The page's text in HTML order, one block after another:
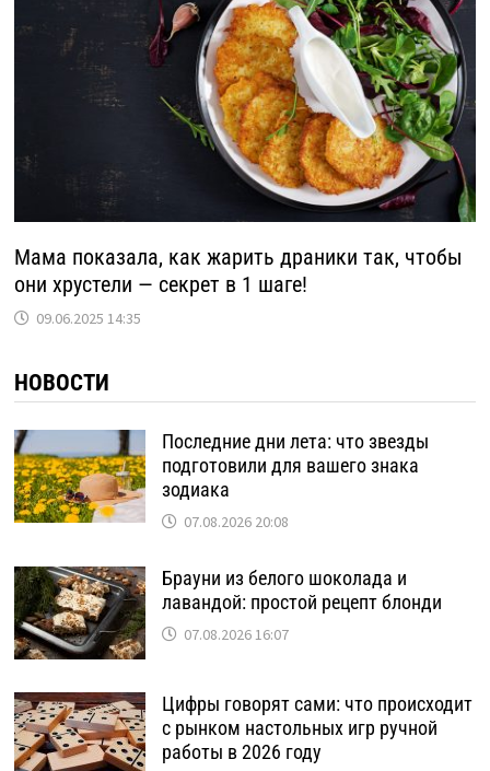
Мама показала, как жарить драники так, чтобы
они хрустели — секрет в 1 шаге!
09.06.2025 14:35
НОВОСТИ
Последние дни лета: что звезды
подготовили для вашего знака
зодиака
07.08.2026 20:08
Брауни из белого шоколада и
лавандой: простой рецепт блонди
07.08.2026 16:07
Цифры говорят сами: что происходит
с рынком настольных игр ручной
работы в 2026 году